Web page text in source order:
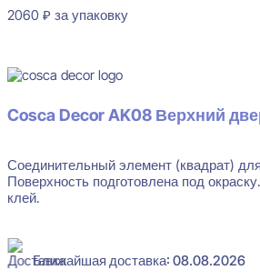
2060 ₽ за упаковку
Cosca Decor AK08 Верхний
Соединительный элемент (квадрат)
Поверхность подготовлена под
клей.
Ближайшая доставка: 08.08.2026